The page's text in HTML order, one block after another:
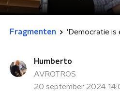
Fragmenten
Humberto
AVROTROS
20 september 2024